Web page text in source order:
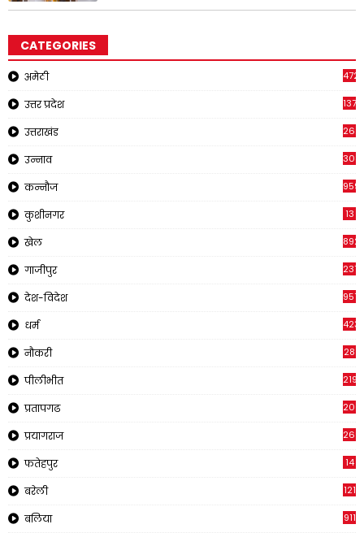
CATEGORIES
अमेठी 4721
उत्तर प्रदेश 1371
उत्तराखंड
उन्नाव 308
कन्नौज 959
कुशीनगर 13
खेल 892
गाजीपुर 237
देश-विदेश 957
धर्म 423
नौकरी 28
पीलीभीत 2195
प्रतापगढ
प्रयागराज 269
फतेहपुर 14
बरेली 121
बलिया 911